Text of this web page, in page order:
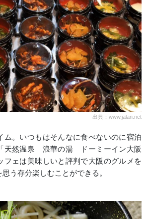
出典：www.jalan.net
ム。いつもはそんなに食べないのに宿泊
天然温泉 浪華の湯 ドーミーイン大阪
フェは美味しいと評判で大阪のグルメを
う存分楽しむことができる。